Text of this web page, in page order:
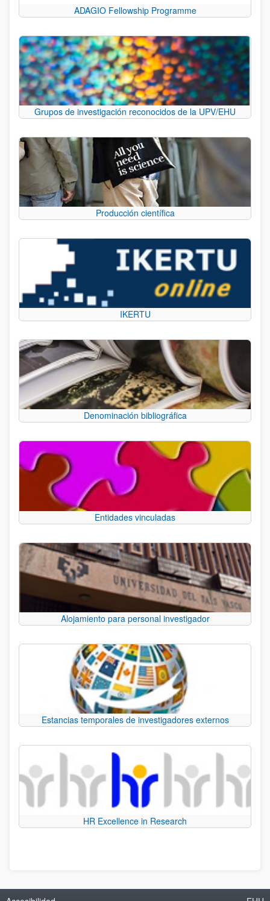
ADAGIO Fellowship Programme
Grupos de investigación reconocidos de la UPV/EHU
Producción científica
IKERTU
Denominación bibliográfica
Entidades vinculadas
Alojamiento para personal investigador
Estancias temporales de investigadores externos
HR Excellence in Research